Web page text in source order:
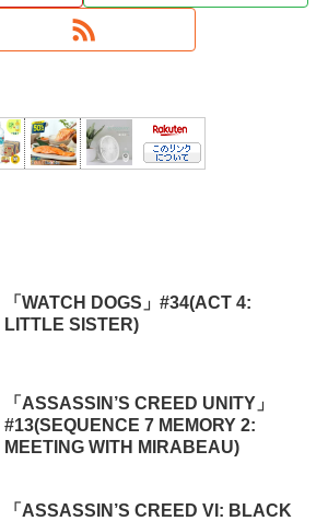
「WATCH DOGS」#34(ACT 4:
LITTLE SISTER)
「ASSASSIN’S CREED UNITY」
#13(SEQUENCE 7 MEMORY 2:
MEETING WITH MIRABEAU)
「ASSASSIN’S CREED VI: BLACK